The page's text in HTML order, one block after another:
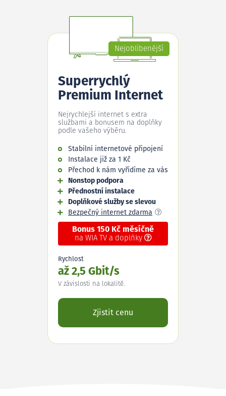
Nejoblíbenější
Superrychlý
Premium Internet
Nejrychlejší internet s extra
službami a bonusem na doplňky
podle vašeho výběru.
Stabilní internetové připojení
Instalace již za 1 Kč
Přechod k nám vyřídíme za vás
Nonstop podpora
Přednostní instalace
Doplňkové služby se slevou
Bezpečný internet zdarma
Bonus 150 Kč měsíčně
na WIA TV a doplňky
Rychlost
až 2,5 Gbit/s
V závislosti na lokalitě.
Zjistit cenu